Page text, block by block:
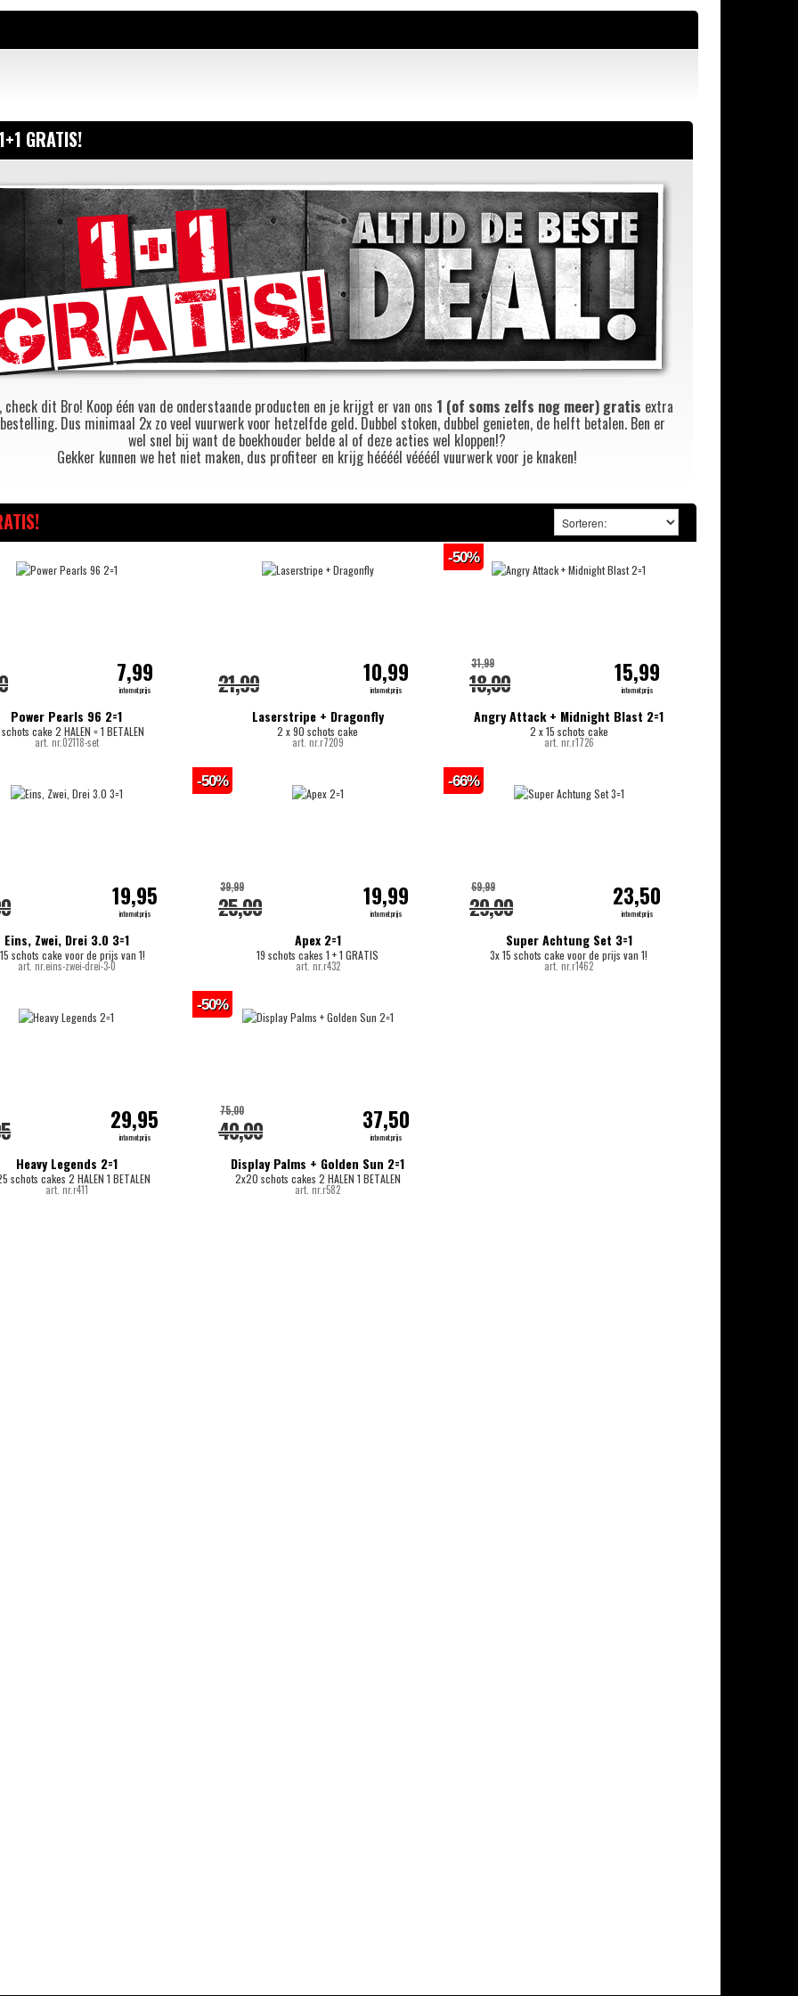
GRATIS!
check dit Bro! Koop één van de onderstaande producten en je krijgt er van ons 1 (of soms zelfs nog meer) gratis extra
Dus minimaal 2x zo veel vuurwerk voor hetzelfde geld. Dubbel stoken, dubbel genieten, de helft betalen. Ben er
wel snel bij want de boekhouder belde al of deze acties wel kloppen!?
Gekker kunnen we het niet maken, dus profiteer en krijg héééél véééél vuurwerk voor je knaken!
Power Pearls 96 2=1
cake 2 HALEN = 1 BETALEN
art. nr.02118-set
7,99
internetprijs
Laserstripe + Dragonfly
2 x 90 schots cake
art. nr.r7209
21,99 10,99
internetprijs
Angry Attack + Midnight Blast 2=1
2 x 15 schots cake
art. nr.r1726
18,00
31,99 15,99
internetprijs
-50%
Eins, Zwei, Drei 3.0 3=1
schots cake voor de prijs van 1!
art. nr.eins-zwei-drei-3-0
19,95
internetprijs
Apex 2=1
19 schots cakes 1 + 1 GRATIS
art. nr.r432
25,00
39,99 19,99
internetprijs
-50%
Super Achtung Set 3=1
3x 15 schots cake voor de prijs van 1!
art. nr.r1462
29,00
69,99 23,50
internetprijs
-66%
Heavy Legends 2=1
schots cakes 2 HALEN 1 BETALEN
art. nr.r411
29,95
internetprijs
Display Palms + Golden Sun 2=1
2x20 schots cakes 2 HALEN 1 BETALEN
art. nr.r582
40,00
75,00 37,50
internetprijs
-50%